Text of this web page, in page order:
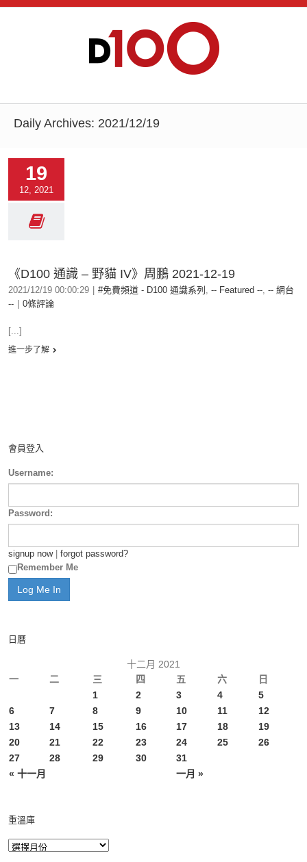
Daily Archives: 2021/12/19
19
12, 2021
《D100 通識 – 野貓 IV》周鵬 2021-12-19
2021/12/19 00:00:29 #免費頻道 - D100 通識系列 , -- Featured --, -- 網台
--
0條評論
[...]
進一步了解
會員登入
Username:
Password:
signup now| forgot password?
Remember Me
日曆
十二月 2021
一
二 三 四 五 六 日
« 十一月 一月 »
1 2 3 4
5
6
7 8 9 10 11
12
13
14 15 16 17 18
19
20
21 22 23 24 25
26
27
28 29 30 31
重溫庫